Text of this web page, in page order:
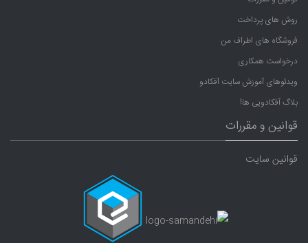
روش های پرداخت
فروشگاه های اطراف من
درخواست همکاری
ویدئوهای آموزش سایت آفکادو
بلاگ آفکادویی ها!
قوانین و مقررات
قوانین سایت